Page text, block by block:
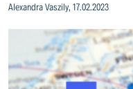
Alexandra Vaszily, 17.02.2023